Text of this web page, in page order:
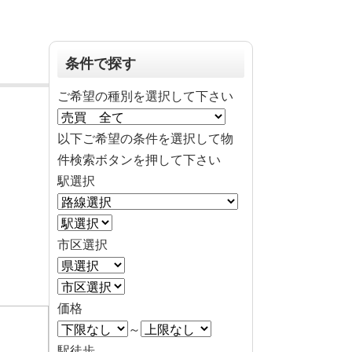
条件で探す
ご希望の種別を選択して下さい
以下ご希望の条件を選択して物
件検索ボタンを押して下さい
駅選択
市区選択
価格
～